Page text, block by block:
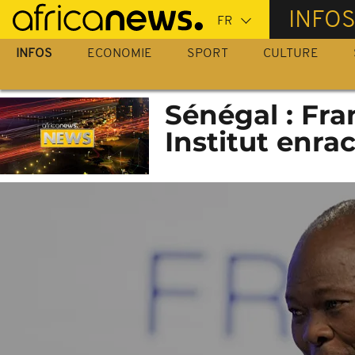
Passer
au
contenu
INFOS
INFOS ECONOMIE SPORT CULTURE
Sénégal :
Institut